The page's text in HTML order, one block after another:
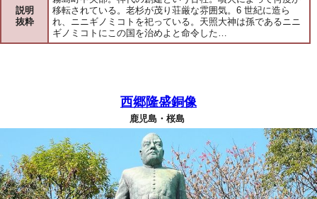
説明
抜粋
移転されている。老杉が茂り荘厳な雰囲気。6 世紀に造ら
れ、ニニギノミコトを祀っている。天照大神は孫であるニニ
ギノミコトにこの国を治めよと命令した…
西郷隆盛銅像
鹿児島・桜島